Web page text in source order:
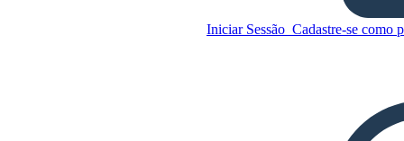
Iniciar Sessão Cadastre-se como